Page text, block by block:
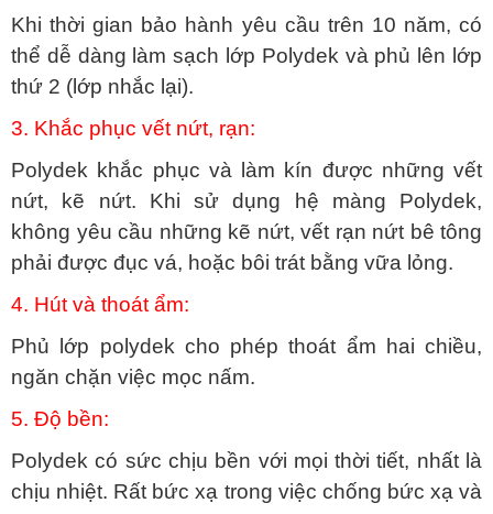
Khi thời gian bảo hành yêu cầu trên 10 năm, có
thể dễ dàng làm sạch lớp Polydek và phủ lên lớp
thứ 2 (lớp nhắc lại).
3. Khắc phục vết nứt, rạn:
Polydek khắc phục và làm kín được những vết
nứt, kẽ nứt. Khi sử dụng hệ màng Polydek,
không yêu cầu những kẽ nứt, vết rạn nứt bê tông
phải được đục vá, hoặc bôi trát bằng vữa lỏng.
4. Hút và thoát ẩm:
Phủ lớp polydek cho phép thoát ẩm hai chiều,
ngăn chặn việc mọc nấm.
5. Độ bền:
Polydek có sức chịu bền với mọi thời tiết, nhất là
chịu nhiệt. Rất bức xạ trong việc chống bức xạ và